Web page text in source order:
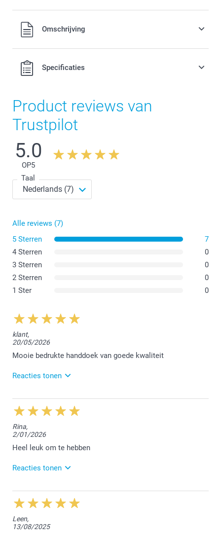
Alle prijzen zijn in EURO (€) inclusief BTW en exclusief
verzendkosten.Omschrijving
Specificaties
Product reviews van
Trustpilot
5.0
OP5
Taal
Alle reviews (7)
5 Sterren
7
4 Sterren
0
3 Sterren
0
2 Sterren
0
1 Ster
0
klant,
20/05/2026
Mooie bedrukte handdoek van goede kwaliteit
Reacties tonen
2/06/2026
14:24
Beste,
We zijn erg blij dat je tevreden bent over de bestelde
handdoek. We kijken ernaar uit om jou in de
Vriendelijke groet!
Rina,
2/01/2026
Heel leuk om te hebben
Reacties tonen
19/02/2026
14:39
Hallo Rina,
Wat fijn te lezen dat je het leuk vindt om een
Leen,
13/08/2025